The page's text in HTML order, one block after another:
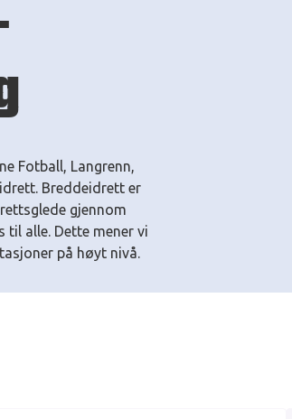
Fotball, Langrenn,
Breddeidrett er
gjennom
til alle. Dette mener vi
på høyt nivå.